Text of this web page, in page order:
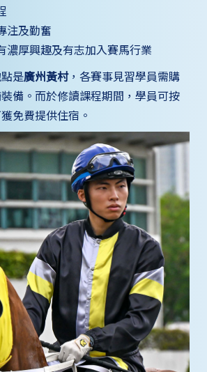
注及勤奮
濃厚興趣及有志加入賽馬行業
是廣州黃村，各賽事見習學員需購
備。而於修讀課程期間，學員可按
免費提供住宿。